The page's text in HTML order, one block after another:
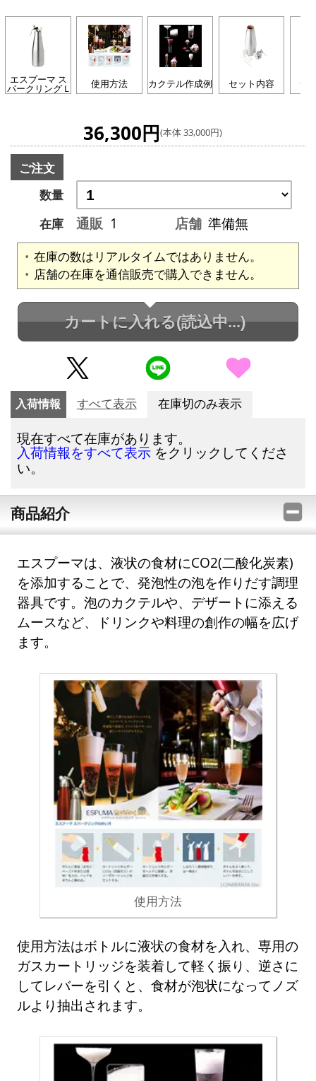
エスプーマ ス
パークリング L 使用方法 カクテル作成例 セット内容 サ
36,300円(本体 33,000円)
ご注文
数量
在庫
通販 1 店舗 準備無
在庫の数はリアルタイムではありません。
店舗の在庫を通信販売で購入できません。
カートに入れる(読込中...)
入荷情報 すべて表示 在庫切のみ表示
現在すべて在庫があります。
入荷情報をすべて表示 をクリックしてくださ
い。
商品紹介
エスプーマは、液状の食材にCO2(二酸化炭素)
を添加することで、発泡性の泡を作りだす調理
器具です。泡のカクテルや、デザートに添える
ムースなど、ドリンクや料理の創作の幅を広げ
ます。
使用方法
使用方法はボトルに液状の食材を入れ、専用の
ガスカートリッジを装着して軽く振り、逆さに
してレバーを引くと、食材が泡状になってノズ
ルより抽出されます。